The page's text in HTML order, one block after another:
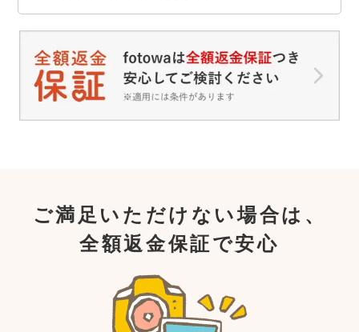
ご満足いただけない場合は、
全額返金保証で安心